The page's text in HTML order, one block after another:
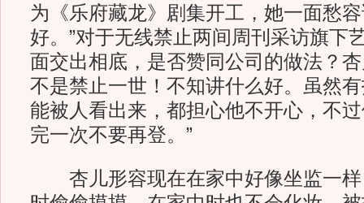
为《乐府藏龙》剧集开工，她一面愁
好。”对于无线禁止两间周刊采访旗下
面交出相底，是否赞同公司的做法？
不是禁止一世！不知讲什么好。虽然
能被人看出来，都担心他不开心，不
完一次不要再登。”
杏儿形容现在在家中好像坐监一样